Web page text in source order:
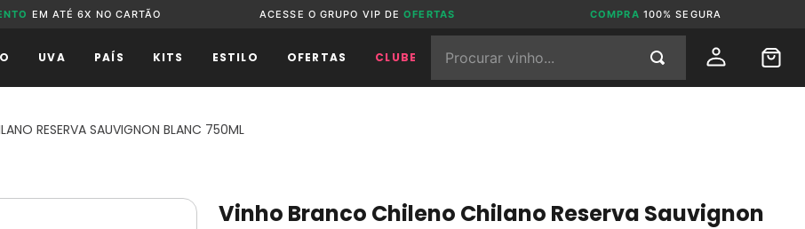
EM ATÉ 6X NO CARTÃO ACESSE O GRUPO VIP DEOFERTAS COMPRA 100% SEGURA
UVA PAÍS KITS ESTILO OFERTAS CLUBE
RESERVA SAUVIGNON BLANC 750ML
Vinho Branco Chileno Chilano Reserva Sauvignon